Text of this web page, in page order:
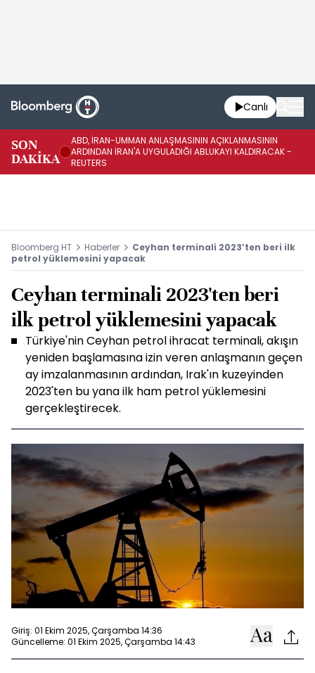
Canlı
SON
DAKİKA
ABD, İRAN-UMMAN ANLAŞMASININ AÇIKLANMASININ
ARDINDAN İRAN'A UYGULADIĞI ABLUKAYI KALDIRACAK -
REUTERS
Bloomberg HT Haberler
Ceyhan terminali 2023’ten beri ilk
petrol yüklemesini yapacak
Ceyhan terminali 2023'ten beri
ilk petrol yüklemesini yapacak
Türkiye'nin Ceyhan petrol ihracat terminali, akışın
yeniden başlamasına izin veren anlaşmanın geçen
ay imzalanmasının ardından, Irak'ın kuzeyinden
2023'ten bu yana ilk ham petrol yüklemesini
gerçekleştirecek.
Giriş: 01 Ekim 2025, Çarşamba 14:36
Güncelleme: 01 Ekim 2025, Çarşamba 14:43